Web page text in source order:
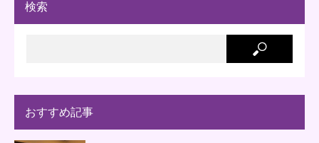
検索
おすすめ記事